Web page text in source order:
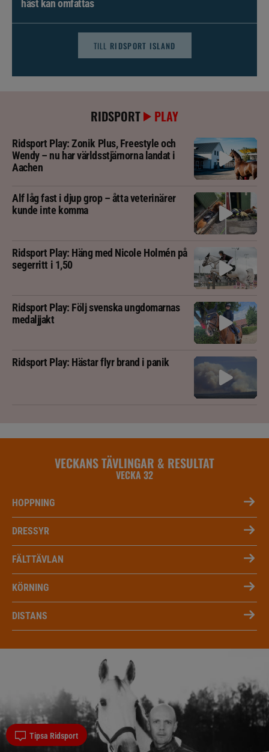
häst kan omfattas
TILL RIDSPORT ISLAND
RIDSPORT PLAY
Ridsport Play: Zonik Plus, Freestyle och
Wendy – nu har världsstjärnorna landat i
Aachen
Alf låg fast i djup grop – åtta veterinärer
kunde inte komma
Ridsport Play: Häng med Nicole Holmén på
segerritt i 1,50
Ridsport Play: Följ svenska ungdomarnas
medaljjakt
Ridsport Play: Hästar flyr brand i panik
VECKANS TÄVLINGAR & RESULTAT
VECKA 32
HOPPNING
DRESSYR
FÄLTTÄVLAN
KÖRNING
DISTANS
Tipsa Ridsport